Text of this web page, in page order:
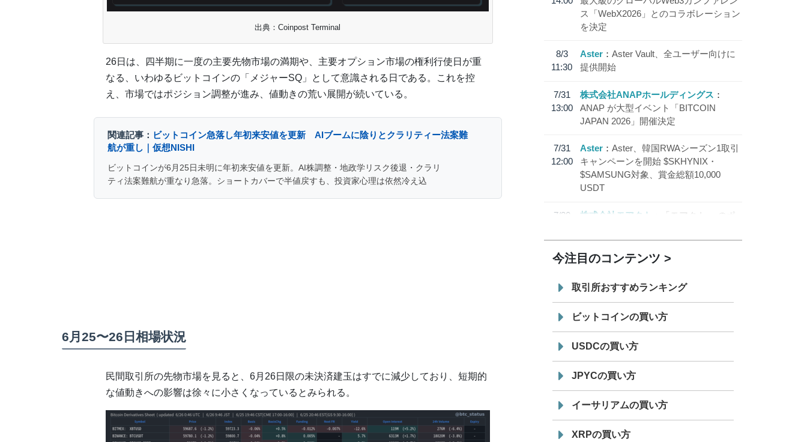
出典：Coinpost Terminal
26日は、四半期に一度の主要先物市場の満期や、主要オプション市場の権利行使日が重
なる、いわゆるビットコインの「メジャーSQ」として意識される日である。これを控
え、市場ではポジション調整が進み、値動きの荒い展開が続いている。
関連記事： ビットコイン急落し年初来安値を更新 AIブームに陰りとクラリティー法案難
航が重し｜仮想NISHI
ビットコインが6月25日未明に年初来安値を更新。AI株調整・地政学リスク後退・クラリ
ティ法案難航が重なり急落。ショートカバーで半値戻すも、投資家心理は依然冷え込
6月25〜26日相場状況
民間取引所の先物市場を見ると、6月26日限の未決済建玉はすでに減少しており、短期的
な値動きへの影響は徐々に小さくなっているとみられる。
ス「WebX2026」とのコラボレーション
を決定
8/3
11:30
Aster
Aster Vault、全ユーザー向けに
提供開始
7/31
13:00
株式会社ANAPホールディングス
ANAP が大型イベント「BITCOIN
JAPAN 2026」開催決定
7/31
12:00
Aster
Aster、韓国RWAシーズン1取引
キャンペーンを開始 $SKHYNIX・
$SAMSUNG対象、賞金総額10,000
USDT
7/30
株式会社モアクト
「モアクト」 のポ
「 JPYC」を追加
19:30
てステーブルコイン「JPYSC」徹底解
説セミナーを開催
今注目のコンテンツ
取引所おすすめランキング
ビットコインの買い方
USDCの買い方
JPYCの買い方
イーサリアムの買い方
XRPの買い方